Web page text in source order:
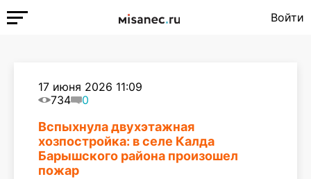
Войти
17 июня 2026 11:09
734
0
Вспыхнула двухэтажная
хозпостройка: в селе Калда
Барышского района произошел
пожар